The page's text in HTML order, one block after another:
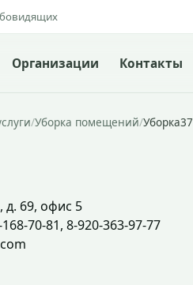
Организации Контакты
/Уборка помещений/Уборка37
д. 69, офис 5
70-81, 8-920-363-97-77